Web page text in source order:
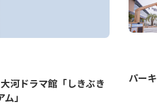
河ドラマ館「しきぶき
」
パー